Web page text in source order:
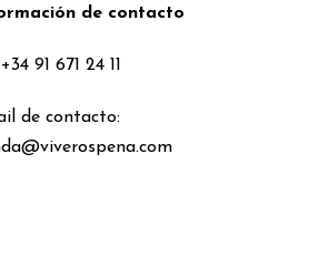
de contacto
+34 91 671 24 11
de contacto: